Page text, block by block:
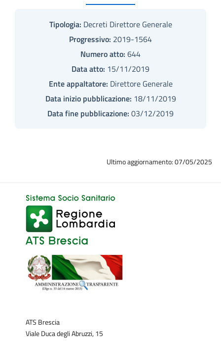
Tipologia: Decreti Direttore Generale
Progressivo: 2019-1564
Numero atto: 644
Data atto: 15/11/2019
Ente appaltatore: Direttore Generale
Data inizio pubblicazione: 18/11/2019
Data fine pubblicazione: 03/12/2019
Ultimo aggiornamento: 07/05/2025
ATS Brescia
Viale Duca degli Abruzzi, 15